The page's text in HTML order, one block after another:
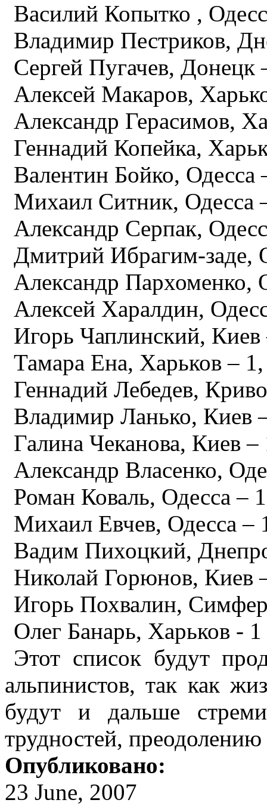
Василий Копытко ,
Владимир Пестриков,
Сергей Пугачев, Донецк
Алексей Макаров,
Александр Герасимов,
Геннадий Копейка,
Валентин Бойко, Одесса
Михаил Ситник, Одесса
Александр Серпак,
Дмитрий Ибрагим-заде,
Александр Пархоменко,
Алексей Харалдин,
Игорь Чаплинский, Киев
Тамара Ена, Харьков – 1,
Геннадий Лебедев,
Владимир Ланько, Киев
Галина Чеканова, Киев –
Александр Власенко,
Роман Коваль, Одесса –
Михаил Евчев, Одесса –
Вадим Пихоцкий,
Николай Горюнов, Киев
Игорь Похвалин,
Олег Банарь, Харьков - 1
Этот список будут
альпинистов, так как
будут и дальше
трудностей,
Опубликовано:
23 June, 2007